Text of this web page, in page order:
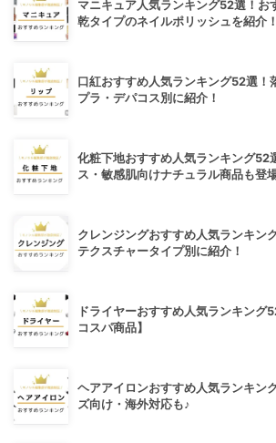
マニキュア人気ランキング52選！お
乾タイプのネイルポリッシュを紹介！
口紅おすすめ人気ランキング52選！
プラ・デパコス別に紹介！
化粧下地おすすめ人気ランキング52
ス・敏感肌向けナチュラル商品も登
クレンジングおすすめ人気ランキン
テクスチャータイプ別に紹介！
ドライヤーおすすめ人気ランキング
コスパ商品】
ヘアアイロンおすすめ人気ランキン
ズ向け・海外対応も♪